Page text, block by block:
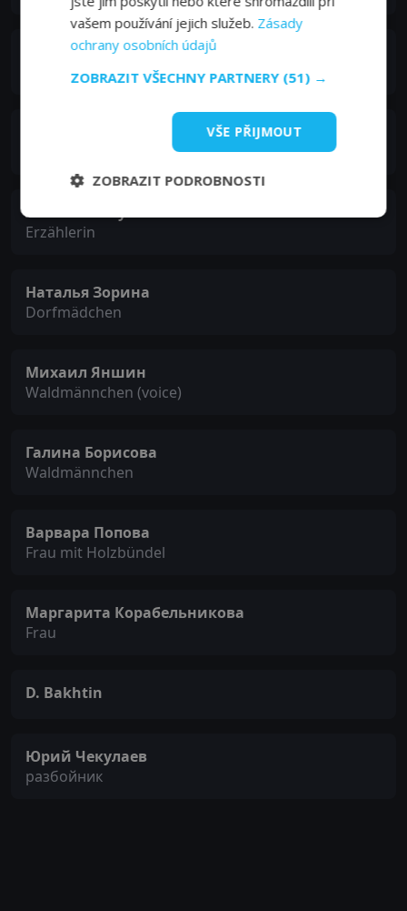
Татьяна Пельтцер
Mutter des Freiers
Анастасия Зуева
Erzählerin
Наталья Зорина
Dorfmädchen
Михаил Яншин
Waldmännchen (voice)
Галина Борисова
Waldmännchen
Варвара Попова
Frau mit Holzbündel
Маргарита Корабельникова
Frau
D. Bakhtin
Юрий Чекулаев
разбойник
vašem používání jejich služeb. Zásady
ochrany osobních údajů
ZOBRAZIT VŠECHNY PARTNERY (51) →
VŠE PŘIJMOUT
ZOBRAZIT PODROBNOSTI